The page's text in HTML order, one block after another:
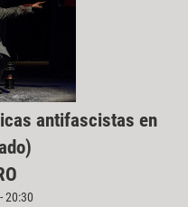
antifascistas en
20:30